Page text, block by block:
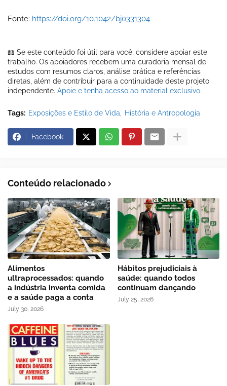
Fonte: https://doi.org/10.1042/bj0331304
📖 Se este conteúdo foi útil para você, considere apoiar este
trabalho. Os apoiadores recebem uma curadoria mensal de
estudos com resumos claros, análise prática e referências
diretas, além de contribuir para a continuidade deste projeto
independente. Apoie e tenha acesso ao material exclusivo.
Tags: Exposições e Estilo de Vida História e Antropologia
Facebook
Conteúdo relacionado
Alimentos
ultraprocessados: quando
a indústria inventa comida
e a saúde paga a conta
July 30, 2026
Hábitos prejudiciais à
saúde: quando todos
continuam dançando
July 25, 2026